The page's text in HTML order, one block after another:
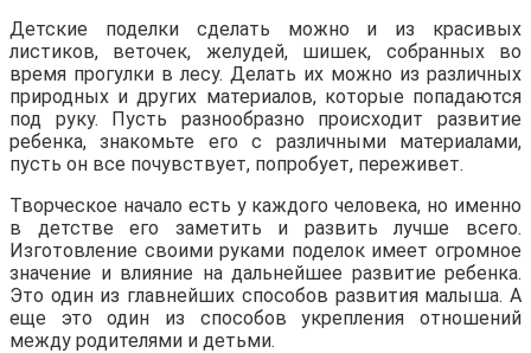
Детские поделки сделать можно и из красивых
листиков, веточек, желудей, шишек, собранных во
время прогулки в лесу. Делать их можно из различных
природных и других материалов, которые попадаются
под руку. Пусть разнообразно происходит развитие
ребенка, знакомьте его с различными материалами,
пусть он все почувствует, попробует, переживет.
Творческое начало есть у каждого человека, но именно
в детстве его заметить и развить лучше всего.
Изготовление своими руками поделок имеет огромное
значение и влияние на дальнейшее развитие ребенка.
Это один из главнейших способов развития малыша. А
еще это один из способов укрепления отношений
между родителями и детьми.